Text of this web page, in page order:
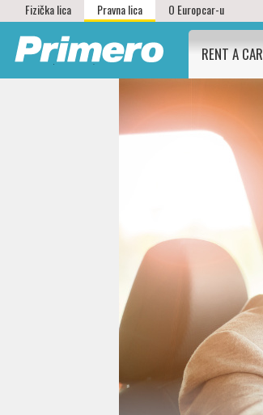
Fizička lica Pravna lica O Europcar-u
RENT A CAR